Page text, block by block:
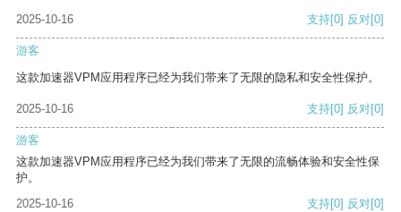
2025-10-16
支持[0] 反对[0]
游客
这款加速器VPM应用程序已经为我们带来了无限的隐私和安全性保护。
2025-10-16 支持[0] 反对[0]
游客
这款加速器VPM应用程序已经为我们带来了无限的流畅体验和安全性保
护。
2025-10-16
支持[0] 反对[0]